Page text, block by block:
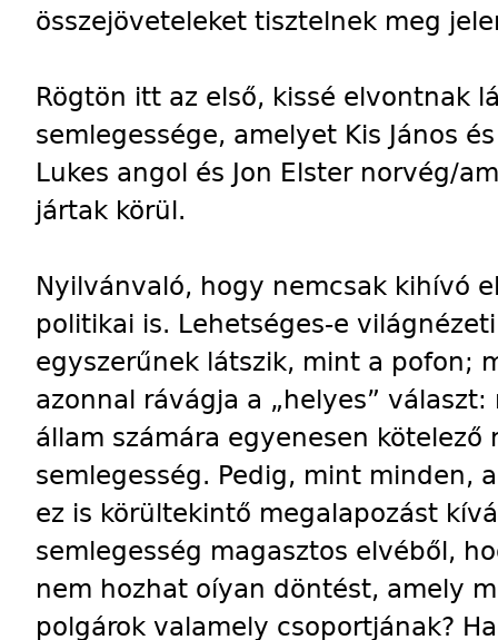
összejöveteleket tisztelnek meg
Rögtön itt az első, kissé elvontnak
semlegessége, amelyet Kis János
Lukes angol és Jon Elster norvég/
jártak körül.
Nyilvánvaló, hogy nemcsak kihívó
politikai is. Lehetséges-e
egyszerűnek látszik, mint a pofon;
azonnal rávágja a „helyes”
állam számára egyenesen kötelező
semlegesség. Pedig, mint minden,
ez is körültekintő megalapozást
semlegesség magasztos elvéből,
nem hozhat oíyan döntést, amely
polgárok valamely csoportjának?